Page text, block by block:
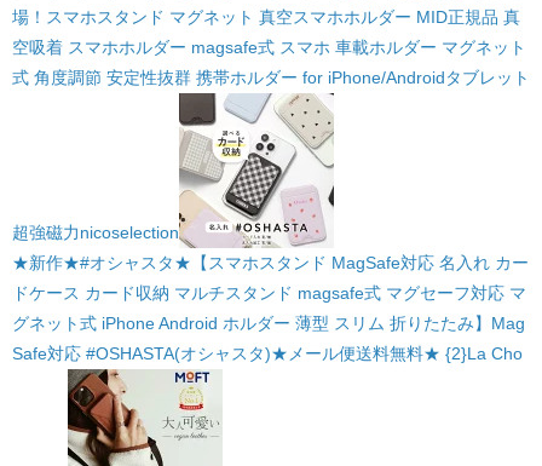
場！スマホスタンド マグネット 真空スマホホルダー MID正規品 真
空吸着 スマホホルダー magsafe式 スマホ 車載ホルダー マグネット
式 角度調節 安定性抜群 携帯ホルダー for iPhone/Androidタブレット
超強磁力nicoselection
★新作★#オシャスタ★【スマホスタンド MagSafe対応 名入れ カー
ドケース カード収納 マルチスタンド magsafe式 マグセーフ対応 マ
グネット式 iPhone Android ホルダー 薄型 スリム 折りたたみ】Mag
Safe対応 #OSHASTA(オシャスタ)★メール便送料無料★ {2}La Cho